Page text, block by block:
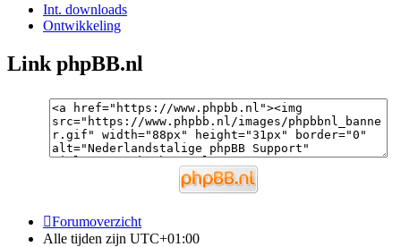
Int. downloads
Ontwikkeling
Link phpBB.nl
Forumoverzicht
Alle tijden zijn UTC+01:00